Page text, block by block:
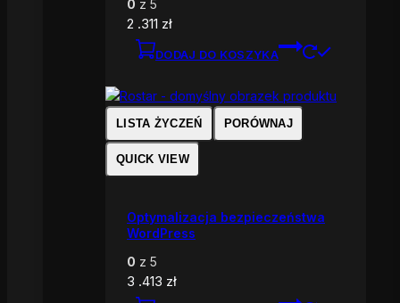
0 z 5
2 .311 zł
DODAJ DO KOSZYKA
LISTA ŻYCZEŃ PORÓWNAJ
QUICK VIEW
Optymalizacja bezpieczeństwa
WordPress
0 z 5
3 .413 zł